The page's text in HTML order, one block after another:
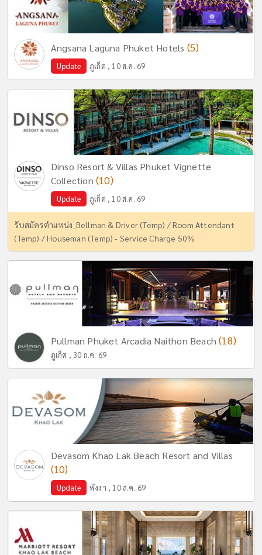
Angsana Laguna Phuket Hotels (5)
Update ภูเก็ต , 10 ส.ค. 69
Dinso Resort & Villas Phuket Vignette
Collection (10)
Update ภูเก็ต , 10 ส.ค. 69
รับสมัครตำแหน่ง ฺBellman & Driver (Temp) / Room Attendant
(Temp) / Houseman (Temp) - Service Charge 50%
Pullman Phuket Arcadia Naithon Beach(18)
ภูเก็ต , 30 ก.ค. 69
Devasom Khao Lak Beach Resort and Villas
(10)
Update พังงา , 10 ส.ค. 69